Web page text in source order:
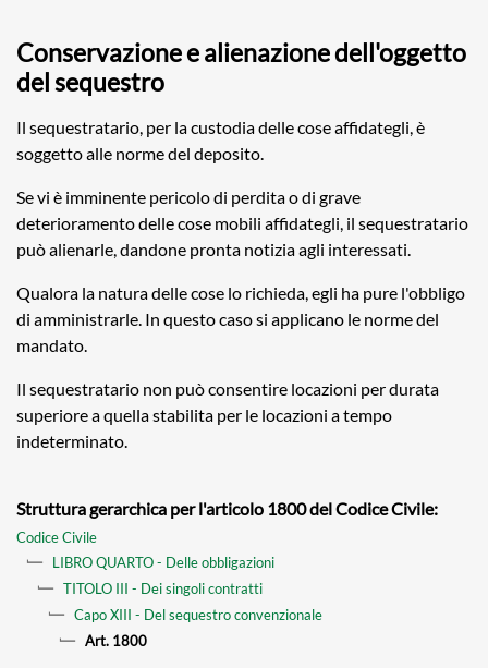
Conservazione e alienazione dell'oggetto
del sequestro
Il sequestratario, per la custodia delle cose affidategli, è
soggetto alle norme del deposito.
Se vi è imminente pericolo di perdita o di grave
deterioramento delle cose mobili affidategli, il sequestratario
può alienarle, dandone pronta notizia agli interessati.
Qualora la natura delle cose lo richieda, egli ha pure l'obbligo
di amministrarle. In questo caso si applicano le norme del
mandato.
Il sequestratario non può consentire locazioni per durata
superiore a quella stabilita per le locazioni a tempo
indeterminato.
Struttura gerarchica per l'articolo 1800 del Codice Civile:
Codice Civile
LIBRO QUARTO - Delle obbligazioni
TITOLO III - Dei singoli contratti
Capo XIII - Del sequestro convenzionale
Art. 1800